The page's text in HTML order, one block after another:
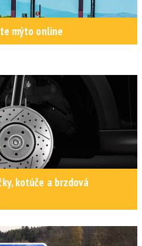
mýto online
kotúče a brzdová